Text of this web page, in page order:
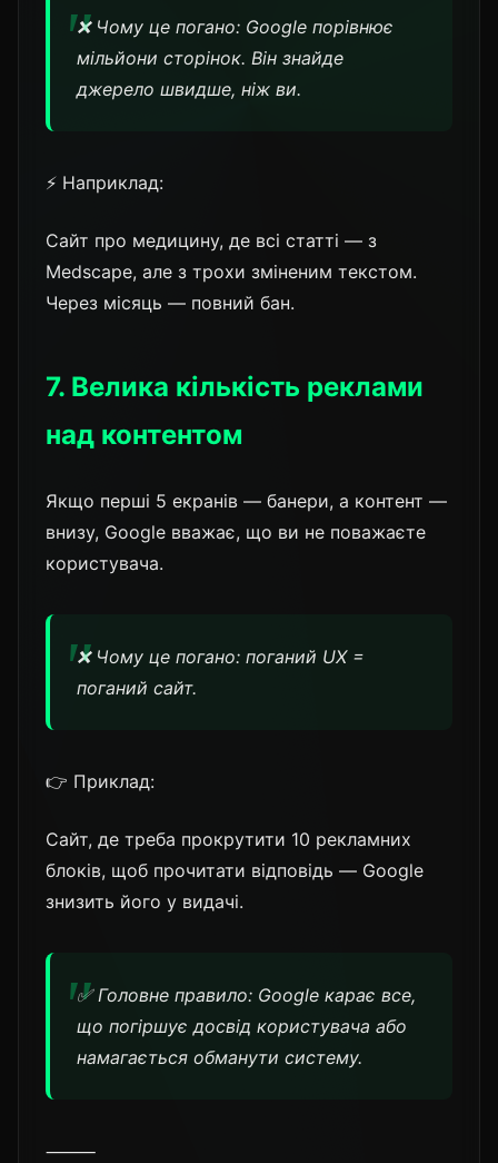
❌ Чому це погано: Google порівнює
мільйони сторінок. Він знайде
джерело швидше, ніж ви.
⚡ Наприклад:
Сайт про медицину, де всі статті — з
Medscape, але з трохи зміненим текстом.
Через місяць — повний бан.
7. Велика кількість реклами
над контентом
Якщо перші 5 екранів — банери, а контент —
внизу, Google вважає, що ви не поважаєте
користувача.
❌ Чому це погано: поганий UX =
поганий сайт.
👉 Приклад:
Сайт, де треба прокрутити 10 рекламних
блоків, щоб прочитати відповідь — Google
знизить його у видачі.
✅ Головне правило: Google карає все,
що погіршує досвід користувача або
намагається обманути систему.
⸻